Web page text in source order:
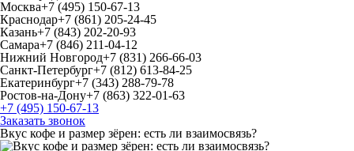
Москва+7 (495) 150-67-13
Краснодар+7 (861) 205-24-45
Казань+7 (843) 202-20-93
Самара+7 (846) 211-04-12
Нижний Новгород+7 (831) 266-66-03
Санкт-Петербург+7 (812) 613-84-25
Екатеринбург+7 (343) 288-79-78
Ростов-на-Дону+7 (863) 322-01-63
+7 (495) 150-67-13
Заказать звонок
Вкус кофе и размер зёрен: есть ли взаимосвязь?